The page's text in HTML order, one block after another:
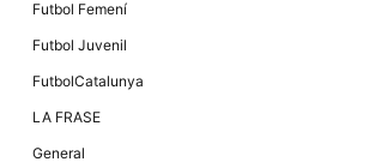
Futbol Femení
Futbol Juvenil
FutbolCatalunya
LA FRASE
General